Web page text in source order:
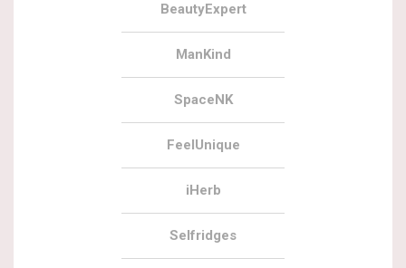
BeautyExpert
ManKind
SpaceNK
FeelUnique
iHerb
Selfridges